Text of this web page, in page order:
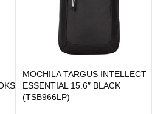
MOCHILA TARGUS INTELLECT
ESSENTIAL 15.6″ BLACK
(TSB966LP)